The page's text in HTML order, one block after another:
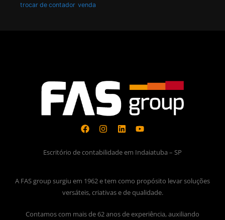
trocar de contador venda
Escritório de contabilidade em Indaiatuba – SP
A FAS group surgiu em 1962 e tem como propósito levar soluções
versáteis, criativas e de qualidade.
Contamos com mais de 62 anos de experiência, auxiliando